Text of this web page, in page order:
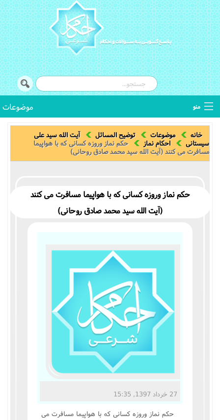
موضوعات منو
توضیح المسائل
استفتائات
خانه موضوعات توضیح المسائل
آیت الله سید علی
سیستانی
احکام نماز‌
حکم نماز وروزه کسانى که با هواپیما
مسافرت مى کنند (آیت الله سید محمد صادق روحانی)
حکم نماز وروزه کسانى که با هواپیما مسافرت مى کنند
(آیت الله سید محمد صادق روحانی)
27 خرداد 1397, 15:35
حکم نماز وروزه کسانى که با هواپيما مسافرت مى